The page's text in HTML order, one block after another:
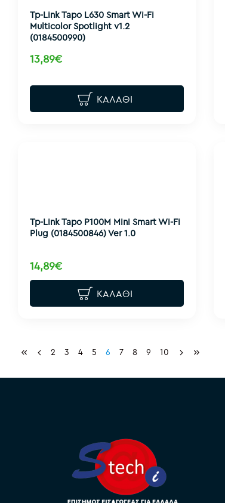
Tp-Link Tapo L630 Smart Wi-Fi
Multicolor Spotlight v1.2
(0184500990)
13,89€
ΚΑΛΆΘΙ
Tp-Link Tapo P100M Mini Smart Wi-Fi
Plug (0184500846) Ver 1.0
14,89€
ΚΑΛΆΘΙ
2 3 4 5 6 7 8 9 10